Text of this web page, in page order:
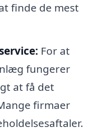
finde de mest
For at
fungerer
at få det
firmaer